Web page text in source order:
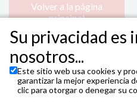
Volver a la página
principal
Su privacidad es
nosotros...
Este sitio web usa cookies y
garantizar la mejor experiencia
clic para otorgar o denegar su